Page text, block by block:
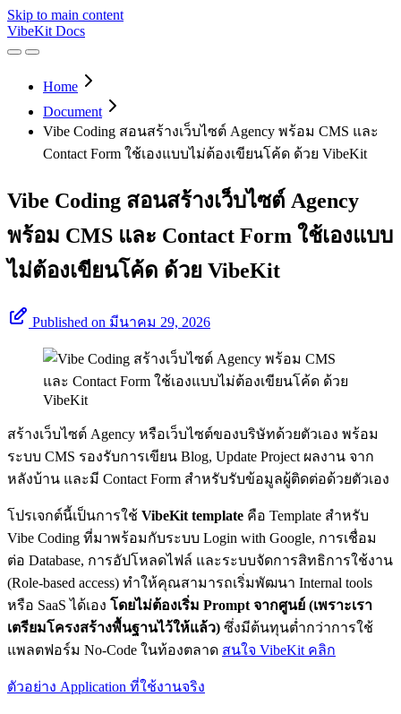
Skip to main content
VibeKit Docs
Home
Document
Vibe Coding สอนสร้างเว็บไซต์ Agency พร้อม CMS และ
Contact Form ใช้เองแบบไม่ต้องเขียนโค้ด ด้วย VibeKit
Vibe Coding สอนสร้างเว็บไซต์ Agency
พร้อม CMS และ Contact Form ใช้เองแบบ
ไม่ต้องเขียนโค้ด ด้วย VibeKit
Published on มีนาคม 29, 2026
สร้างเว็บไซต์ Agency หรือเว็บไซต์ของบริษัทด้วยตัวเอง พร้อม
ระบบ CMS รองรับการเขียน Blog, Update Project ผลงาน จาก
หลังบ้าน และมี Contact Form สำหรับรับข้อมูลผู้ติดต่อด้วยตัวเอง
โปรเจกต์นี้เป็นการใช้ VibeKit template คือ Template สำหรับ
Vibe Coding ที่มาพร้อมกับระบบ Login with Google, การเชื่อม
ต่อ Database, การอัปโหลดไฟล์ และระบบจัดการสิทธิการใช้งาน
(Role-based access) ทำให้คุณสามารถเริ่มพัฒนา Internal tools
หรือ SaaS ได้เอง โดยไม่ต้องเริ่ม Prompt จากศูนย์ (เพราะเรา
เตรียมโครงสร้างพื้นฐานไว้ให้แล้ว) ซึ่งมีต้นทุนต่ำกว่าการใช้
แพลตฟอร์ม No-Code ในท้องตลาด สนใจ VibeKit คลิก
ตัวอย่าง Application ที่ใช้งานจริง